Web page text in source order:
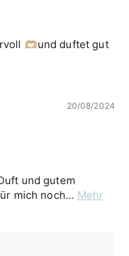
🫶🏼und duftet gut
20/08/2024
und gutem
mich noch... Mehr